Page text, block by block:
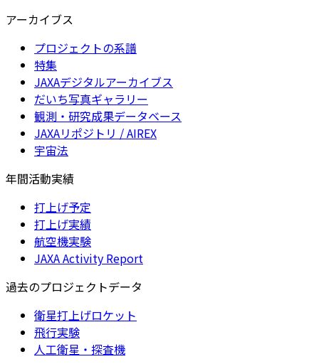
アーカイブス
プロジェクトの系譜
特集
JAXAデジタルアーカイブス
だいち写真ギャラリー
観測・研究成果データベース
JAXAリポジトリ / AIREX
宇宙法
年間活動実績
打上げ予定
打上げ実績
航空機実験
JAXA Activity Report
過去のプロジェクトデータ
衛星打上げロケット
飛行実験
人工衛星・探査機